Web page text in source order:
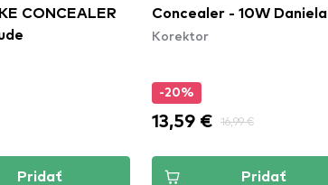
CONCEALER
Pridať
Concealer - 10W Daniela
Korektor
-20%
13,59 € 16,99 €
Pridať